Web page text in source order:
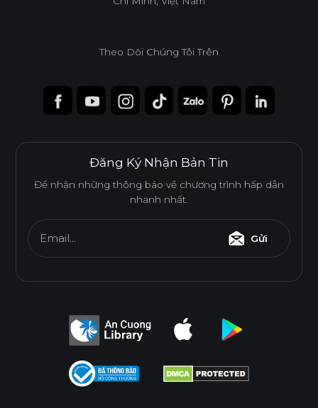
Theo Dõi Chúng Tôi Trên
Đăng Ký Nhận Bản Tin
Để nhận những thông báo về chương trình hấp dẫn
nhanh nhất.
Email... Gửi